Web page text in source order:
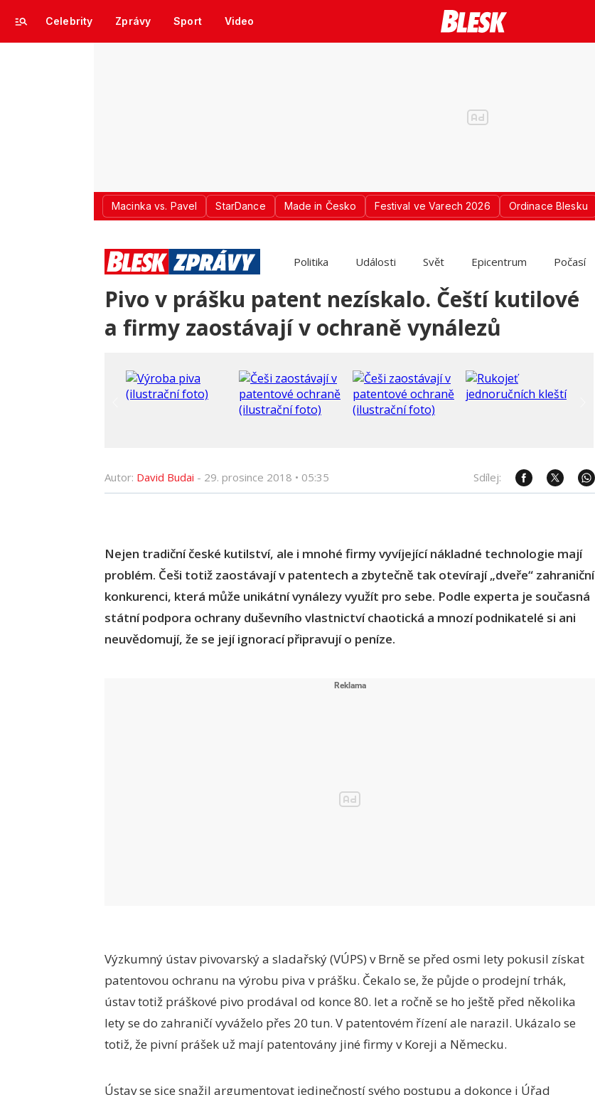
Celebrity Zprávy Sport Video
Macinka vs. Pavel StarDance Made in Česko Festival ve Varech 2026 Ordinace Blesku
Politika Události Svět Epicentrum Počasí
Pivo v prášku patent nezískalo. Čeští kutilové
a firmy zaostávají v ochraně vynálezů
Autor: David Budai - 29. prosince 2018 • 05:35 Sdílej:
Nejen tradiční české kutilství, ale i mnohé firmy vyvíjející nákladné technologie mají
problém. Češi totiž zaostávají v patentech a zbytečně tak otevírají „dveře“ zahraniční
konkurenci, která může unikátní vynálezy využít pro sebe. Podle experta je současná
státní podpora ochrany duševního vlastnictví chaotická a mnozí podnikatelé si ani
neuvědomují, že se její ignorací připravují o peníze.
Výzkumný ústav pivovarský a sladařský (VÚPS) v Brně se před osmi lety pokusil získat
patentovou ochranu na výrobu piva v prášku. Čekalo se, že půjde o prodejní trhák,
ústav totiž práškové pivo prodával od konce 80. let a ročně se ho ještě před několika
lety se do zahraničí vyváželo přes 20 tun. V patentovém řízení ale narazil. Ukázalo se
totiž, že pivní prášek už mají patentovány jiné firmy v Koreji a Německu.
Ústav se sice snažil argumentovat jedinečností svého postupu a dokonce i Úřad